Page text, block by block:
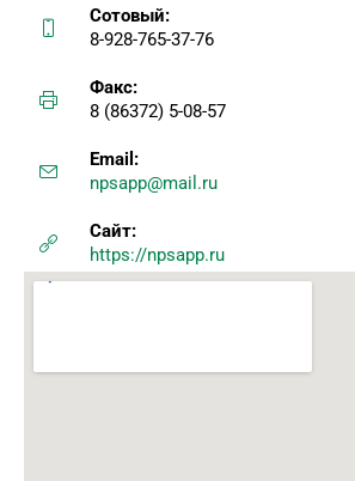
Сотовый:
8-928-765-37-76
Факс:
8 (86372) 5-08-57
Email:
npsapp@mail.ru
Сайт:
https://npsapp.ru